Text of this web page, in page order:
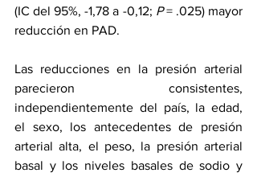
(IC del 95%, -1,78 a -0,12; P = .025) mayor
reducción en PAD.
Las reducciones en la presión arterial
parecieron consistentes,
independientemente del país, la edad,
el sexo, los antecedentes de presión
arterial alta, el peso, la presión arterial
basal y los niveles basales de sodio y